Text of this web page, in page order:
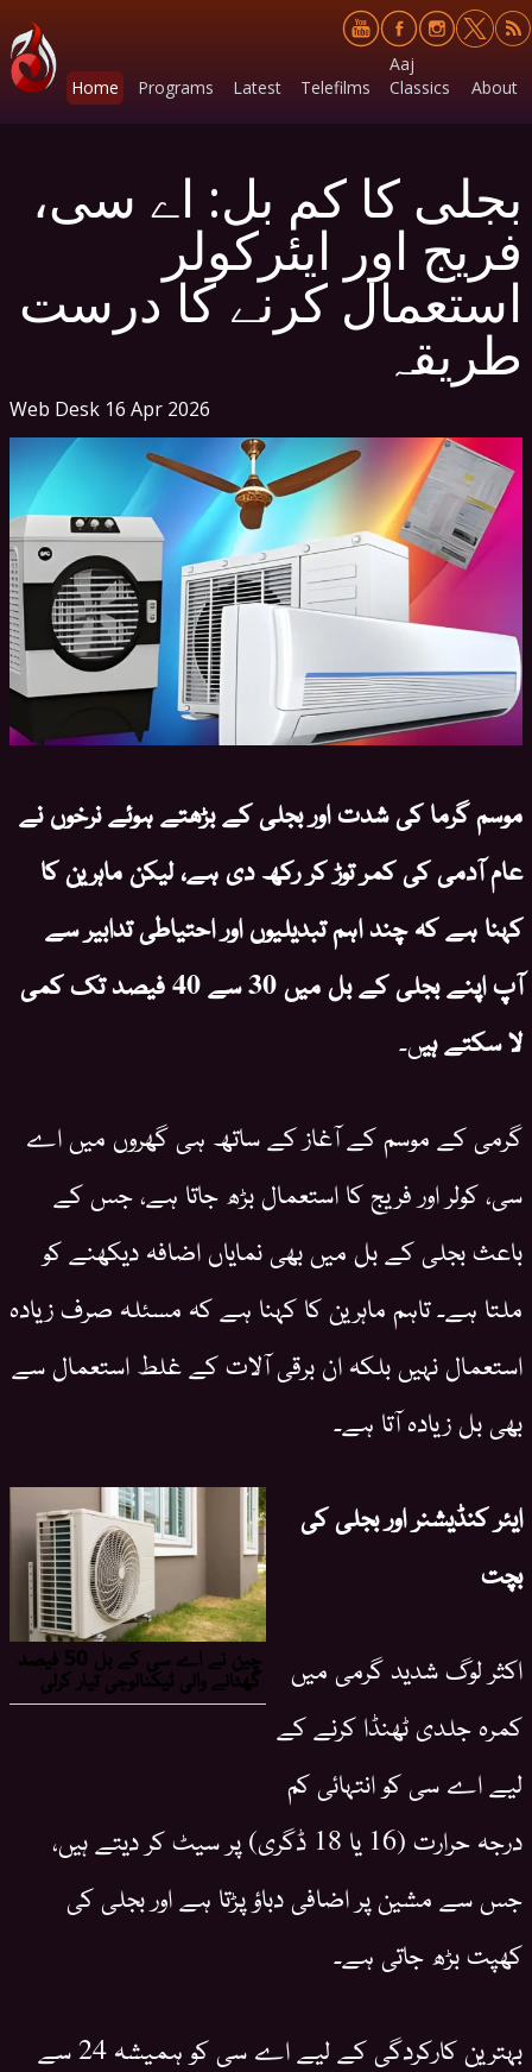
Home Programs Latest Telefilms
Aaj
Classics
About
بجلی کا کم بل: اے سی،
فریج اور ایئرکولر
استعمال کرنے کا درست
طریقہ
Web Desk 16 Apr 2026
موسم گرما کی شدت اور بجلی کے بڑھتے ہوئے نرخوں نے
عام آدمی کی کمر توڑ کر رکھ دی ہے، لیکن ماہرین کا
کہنا ہے کہ چند اہم تبدیلیوں اور احتیاطی تدابیر سے
آپ اپنے بجلی کے بل میں 30 سے 40 فیصد تک کمی
لا سکتے ہیں۔
گرمی کے موسم کے آغاز کے ساتھ ہی گھروں میں اے
سی، کولر اور فریج کا استعمال بڑھ جاتا ہے، جس کے
باعث بجلی کے بل میں بھی نمایاں اضافہ دیکھنے کو
ملتا ہے۔ تاہم ماہرین کا کہنا ہے کہ مسئلہ صرف زیادہ
استعمال نہیں بلکہ ان برقی آلات کے غلط استعمال سے
بھی بل زیادہ آتا ہے۔
ایئر کنڈیشنر اور بجلی کی
بچت
اکثر لوگ شدید گرمی میں
کمرہ جلدی ٹھنڈا کرنے کے
لیے اے سی کو انتہائی کم
درجہ حرارت (16 یا 18 ڈگری) پر سیٹ کر دیتے ہیں،
جس سے مشین پر اضافی دباؤ پڑتا ہے اور بجلی کی
کھپت بڑھ جاتی ہے۔
بہترین کارکردگی کے لیے اے سی کو ہمیشہ 24 سے